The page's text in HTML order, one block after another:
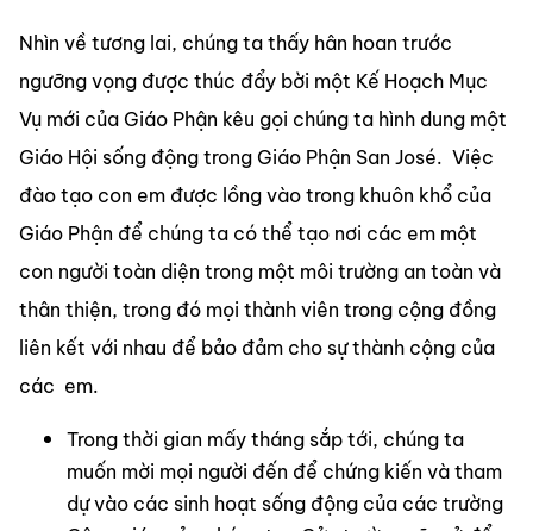
Nhìn về tương lai, chúng ta thấy hân hoan trước
ngưỡng vọng được thúc đẩy bời một Kế Hoạch Mục
Vụ mới của Giáo Phận kêu gọi chúng ta hình dung một
Giáo Hội sống động trong Giáo Phận San José.  Việc
đào tạo con em được lồng vào trong khuôn khổ của
Giáo Phận để chúng ta có thể tạo nơi các em một
con người toàn diện trong một môi trường an toàn và
thân thiện, trong đó mọi thành viên trong cộng đồng
liên kết với nhau để bảo đảm cho sự thành cộng của
các  em.
Trong thời gian mấy tháng sắp tới, chúng ta
muốn mời mọi người đến để chứng kiến và tham
dự vào các sinh hoạt sống động của các trường